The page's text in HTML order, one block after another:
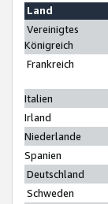
Land
Vereinigtes
Königreich
Frankreich
Italien
Irland
Niederlande
Spanien
Deutschland
Schweden